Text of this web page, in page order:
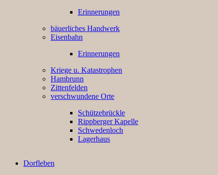
Erinnerungen
bäuerliches Handwerk
Eisenbahn
Erinnerungen
Kriege u. Katastrophen
Hambrunn
Zittenfelden
verschwundene Orte
Schützebrückle
Rippberger Kapelle
Schwedenloch
Lagerhaus
Dorfleben